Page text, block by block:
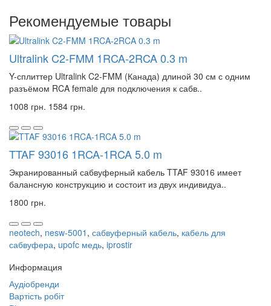
Рекомендуемые товары
Ultralink C2-FMM 1RCA-2RCA 0.3 m
Y-сплиттер Ultralink C2-FMM (Канада) длиной 30 см с одним
разъёмом RCA female для подключения к сабв..
1008 грн. 1584 грн.
TTAF 93016 1RCA-1RCA 5.0 m
Экранированный сабвуферный кабель TTAF 93016 имеет
балансную конструкцию и состоит из двух индивидуа..
1800 грн.
neotech, nesw-5001 , сабвуферный кабель, кабель для
сабвуфера, upofc медь, iprostir
Информация
Аудіобренди
Вартість робіт